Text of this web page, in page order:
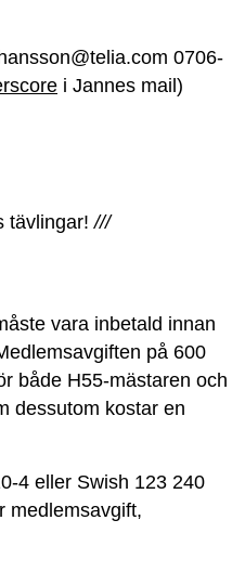
0706-
i Jannes mail)
tävlingar!///
vara inbetald innan
på 600
både H55-mästaren och
dessutom kostar en
4 eller Swish 123 240
medlemsavgift,